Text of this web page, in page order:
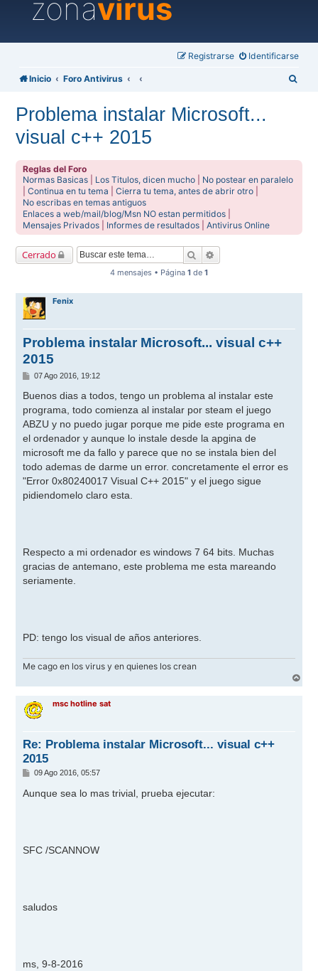
zonavirus
Identificarse
Registrarse
Inicio Foro Antivirus
Problema instalar Microsoft...
visual c++ 2015
Reglas del Foro
Normas Basicas
Los Titulos, dicen mucho
No postear en paralelo
|Continua en tu tema |Cierra tu tema, antes de abrir otro
No escribas en temas antiguos
Enlaces a web/mail/blog/Msn NO estan permitidos
Mensajes Privados
Informes de resultados |Antivirus Online
Cerrado Buscar
4 mensajes • Página 1 de 1
Fenix
Problema instalar Microsoft... visual c++
2015
M
n
a
j
e
07 Ago 2016, 19:12
Buenos dias a todos, tengo un problema al instalar este
programa, todo comienza al instalar por steam el juego
ABZU y no puedo jugar porque me pide este programa en
el ordenador y aunque lo instale desde la apgina de
microsoft me da fallo y parece que no se instala bien del
todo ademas de darme un error. concretamente el error es
"Error 0x80240017 Visual C++ 2015" y el juego sigue
pidiendomelo claro esta.
Respecto a mi ordenador es windows 7 64 bits. Muchas
gracias de antemano, este problema me esta mareando
seriamente.
PD: tengo los visual de años anteriores.
Me cago en los virus y en quienes los crean
r
msc hotline sat
Re: Problema instalar Microsoft... visual c++
2015
M
n
09 Ago 2016, 05:57
Aunque sea lo mas trivial, prueba ejecutar:
SFC /SCANNOW
saludos
ms, 9-8-2016